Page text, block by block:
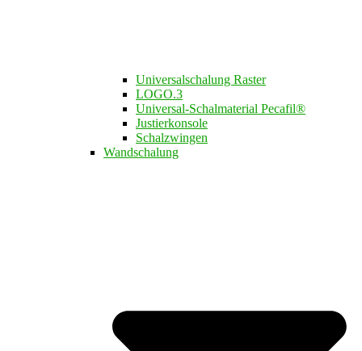
Universalschalung Raster
LOGO.3​
Universal-Schalmaterial Pecafil®
Justierkonsole
Schalzwingen
Wandschalung